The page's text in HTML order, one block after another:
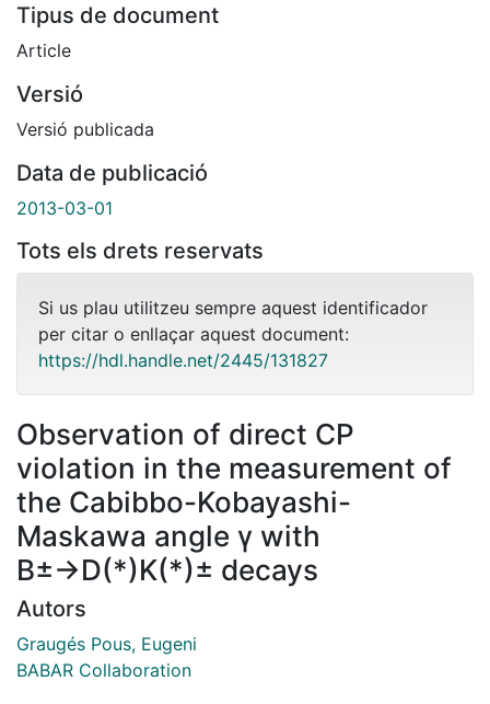
Tipus de document
Article
Versió
Versió publicada
Data de publicació
2013-03-01
Tots els drets reservats
Si us plau utilitzeu sempre aquest identificador
per citar o enllaçar aquest document:
https://hdl.handle.net/2445/131827
Observation of direct CP
violation in the measurement of
the Cabibbo-Kobayashi-
Maskawa angle γ with
B±→D(*)K(*)± decays
Autors
Graugés Pous, Eugeni
BABAR Collaboration